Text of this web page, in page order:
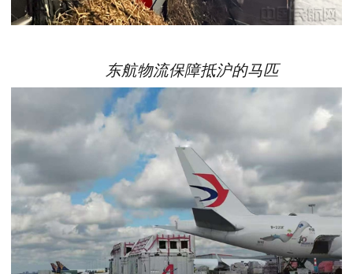
东航物流保障抵沪的马匹